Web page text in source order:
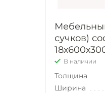
сучков)
В наличии
Толщина
Ширина